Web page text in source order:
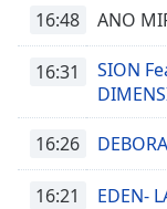
16:48 ANO
16:31
SION
16:26
16:21 EDEN-